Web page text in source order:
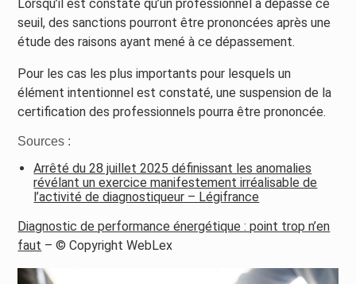
Lorsqu’il est constaté qu’un professionnel a dépassé ce
seuil, des sanctions pourront être prononcées après une
étude des raisons ayant mené à ce dépassement.
Pour les cas les plus importants pour lesquels un
élément intentionnel est constaté, une suspension de la
certification des professionnels pourra être prononcée.
Sources :
Arrêté du 28 juillet 2025 définissant les anomalies
révélant un exercice manifestement irréalisable de
l’activité de diagnostiqueur – Légifrance
Diagnostic de performance énergétique : point trop n’en
faut – © Copyright WebLex